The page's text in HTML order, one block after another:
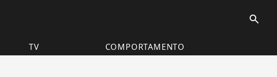
search
TV COMPORTAMENTO